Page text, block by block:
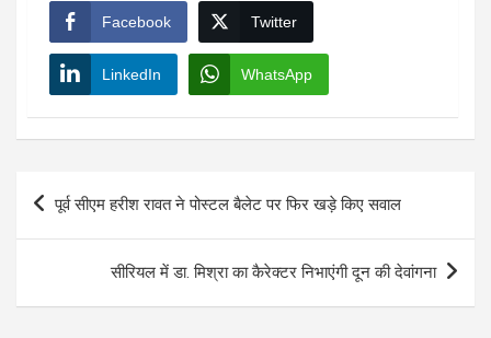
Facebook Twitter
LinkedIn WhatsApp
Post
navigation
पूर्व सीएम हरीश रावत ने पोस्टल बैलेट पर फिर खड़े किए सवाल
सीरियल में डा. मिश्रा का कैरेक्टर निभाएंगी दून की देवांगना